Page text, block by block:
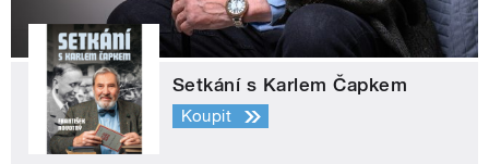
Setkání s Karlem Čapkem
Koupit